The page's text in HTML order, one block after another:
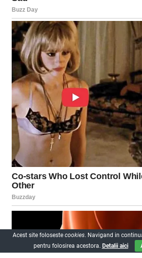
Acest site foloseste cookies. Navigand in
pentru folosirea acestora. Detalii aici